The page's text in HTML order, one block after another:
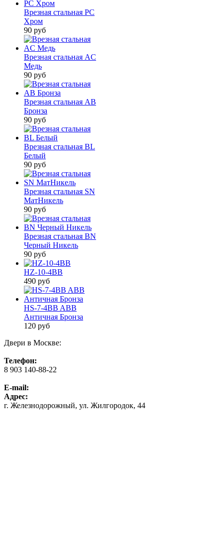
Врезная стальная PC
Хром
90 руб
Врезная стальная AC
Медь
90 руб
Врезная стальная AB
Бронза
90 руб
Врезная стальная BL
Белый
90 руб
Врезная стальная SN
МатНикель
90 руб
Врезная стальная BN
Черный Никель
90 руб
HZ-10-4BB
490 руб
HS-7-4BB ABB
Античная Бронза
120 руб
Двери в Москве:
Телефон:
8 903 140-88-22
E-mail:
Адрес:
г. Железнодорожный, ул. Жилгородок, 44